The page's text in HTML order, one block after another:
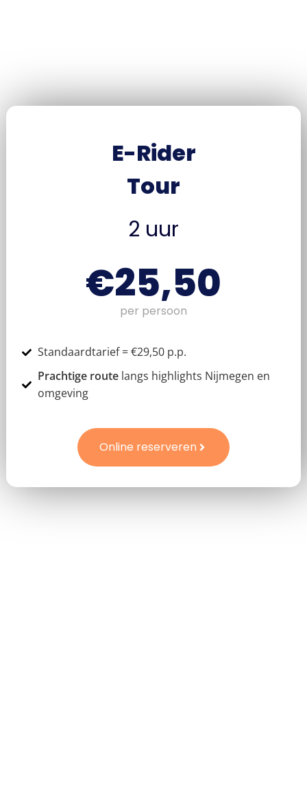
E-Rider
Tour
2 uur
€25,50
per persoon
Standaardtarief = €29,50 p.p.
Prachtige routelangs highlights Nijmegen en
omgeving
Online reserveren